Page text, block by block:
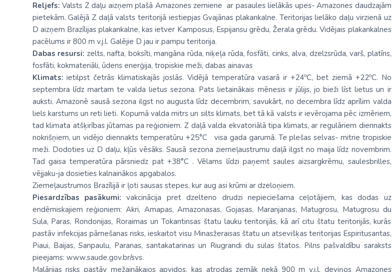
Reljefs: Valsts Z daļu aizņem plašā Amazones zemiene ar pasaules lielākās upes- Amazones daudzajām
pietekām. Galējā Z daļā valsts teritorijā iestiepjas Gvajānas plakankalne. Teritorijas lielāko daļu virzienā uz
D aizņem Brazīlijas plakankalne, kas ietver Kamposus, Espijansu grēdu, Žerala grēdu. Vidējais plakankalnes
pacēlums ir 800 m v.j.l. Galējie D jau ir pampu teritorija.
Dabas resursi: zelts, nafta, boksīti, mangāna rūda, niķeļa rūda, fosfāti, cinks, alva, dzelzsrūda, varš, platīns,
fosfāti, kokmateriāli, ūdens enerģija, tropiskie meži, dabas ainavas
Klimats:ietilpst četrās klimatiskajās joslās. Vidējā temperatūra vasarā ir +24ºC, bet ziemā +22ºC. No
septembra līdz martam te valda lietus sezona. Pats lietainākais mēnesis ir jūlijs, jo bieži līst lietus un ir
auksti. Amazonē sausā sezona ilgst no augusta līdz decembrim, savukārt, no decembra līdz aprīlim valda
liels karstums un reti lieti. Kopumā valda mitrs un silts klimats, bet tā kā valsts ir ievērojama pēc izmēriem,
tad klimata atšķirības jūtamas pa reģioniem. Z daļā valda ekvatoriālā tipa klimats, ar regulāriem diennakts
nokrišņiem, un vidējo diennakts temperatūru +25°C visa gada garumā. Te plešas selvas- mitrie tropiskie
meži. Dodoties uz D daļu, kļūs vēsāks. Sausā sezona ziemeļaustrumu daļā ilgst no maija līdz novembrim.
Tad gaisa temperatūra pārsniedz pat +38°C . Vēlams līdzi paņemt saules aizsargkrēmu, saulesbrilles,
vējjaku-ja dosieties kalnainākos apgabalos.
Ziemeļaustrumos Brazīlijā ir ļoti sausas stepes, kur aug asi krūmi ar dzeloņiem.
Piesardzības pasākumi: vakcinācija pret dzelteno drudzi nepieciešama ceļotājiem, kas dodas uz
endēmiskajiem reģioniem: Akri, Amapas, Amazonasas, Gojasas, Maranjanas, Matugrosu, Matugrosu du
Sula, Paras, Rondonijas, Roraimas un Tokantinsas štatu lauku teritorijās, kā arī citu štatu teritorijās, kurās
pastāv infekcijas pārnešanas risks, ieskaitot visu Minasžeraisas štatu un atsevišķas teritorijas Espiritusantas,
Piaui, Baijas, Sanpaulu, Paranas, santakatarinas un Riugrandi du sulas štatos. Pilns pašvaldību saraksts
pieejams: www.saude.gov.br/svs.
Malārijas risks pastāv mežainākajos apvidos, kas atrodas zemāk nekā 900 m v.j.l. deviņos Amazones